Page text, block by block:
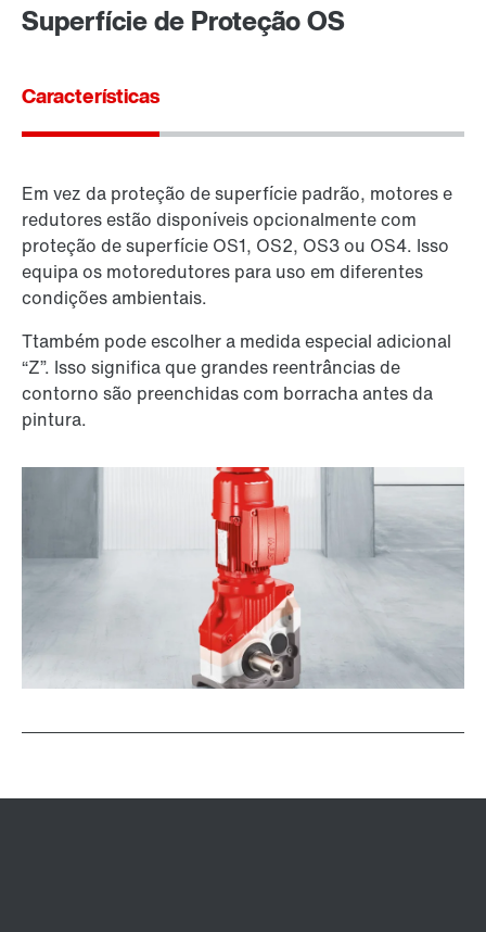
Superfície de Proteção OS
Características
Em vez da proteção de superfície padrão, motores e
redutores estão disponíveis opcionalmente com
proteção de superfície OS1, OS2, OS3 ou OS4. Isso
equipa os motoredutores para uso em diferentes
condições ambientais.
Ttambém pode escolher a medida especial adicional
“Z”. Isso significa que grandes reentrâncias de
contorno são preenchidas com borracha antes da
pintura.